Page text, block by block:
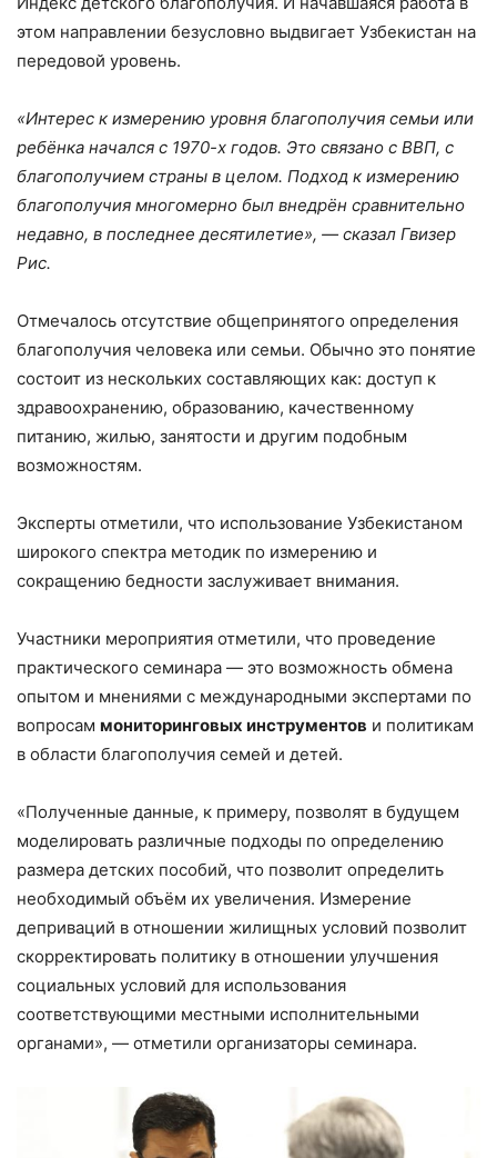
этом направлении безусловно выдвигает Узбекистан на
передовой уровень.
«Интерес к измерению уровня благополучия семьи или
ребёнка начался с 1970-х годов. Это связано с ВВП, с
благополучием страны в целом. Подход к измерению
благополучия многомерно был внедрён сравнительно
недавно, в последнее десятилетие», — сказал Гвизер
Рис.
Отмечалось отсутствие общепринятого определения
благополучия человека или семьи. Обычно это понятие
состоит из нескольких составляющих как: доступ к
здравоохранению, образованию, качественному
питанию, жилью, занятости и другим подобным
возможностям.
Эксперты отметили, что использование Узбекистаном
широкого спектра методик по измерению и
сокращению бедности заслуживает внимания.
Участники мероприятия отметили, что проведение
практического семинара — это возможность обмена
опытом и мнениями с международными экспертами по
вопросам мониторинговых инструментов и политикам
в области благополучия семей и детей.
«Полученные данные, к примеру, позволят в будущем
моделировать различные подходы по определению
размера детских пособий, что позволит определить
необходимый объём их увеличения. Измерение
деприваций в отношении жилищных условий позволит
скорректировать политику в отношении улучшения
социальных условий для использования
соответствующими местными исполнительными
органами», — отметили организаторы семинара.